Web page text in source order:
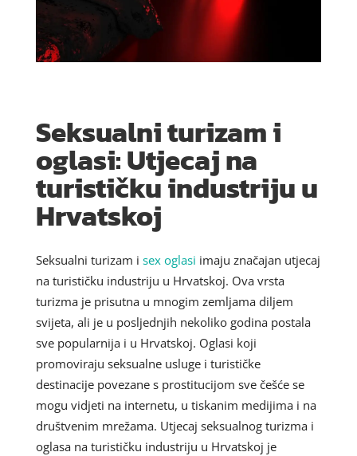
Seksualni turizam i
oglasi: Utjecaj na
turističku industriju u
Hrvatskoj
Seksualni turizam i sex oglasi imaju značajan utjecaj
na turističku industriju u Hrvatskoj. Ova vrsta
turizma je prisutna u mnogim zemljama diljem
svijeta, ali je u posljednjih nekoliko godina postala
sve popularnija i u Hrvatskoj. Oglasi koji
promoviraju seksualne usluge i turističke
destinacije povezane s prostitucijom sve češće se
mogu vidjeti na internetu, u tiskanim medijima i na
društvenim mrežama. Utjecaj seksualnog turizma i
oglasa na turističku industriju u Hrvatskoj je